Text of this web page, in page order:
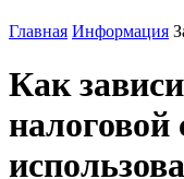
Главная Информация
Как
налоговой